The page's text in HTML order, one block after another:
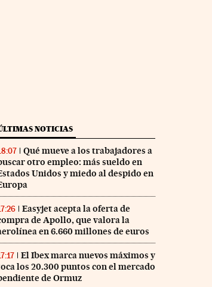
en Twitter
NOTICIAS
Qué mueve a los trabajadores a
otro empleo: más sueldo en
Unidos y miedo al despido en
Easyjet acepta la oferta de
de Apollo, que valora la
en 6.660 millones de euros
El Ibex marca nuevos máximos y
los 20.300 puntos con el mercado
de Ormuz